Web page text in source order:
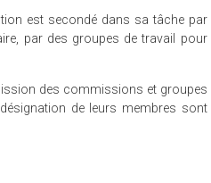
est secondé dans sa tâche par
par des groupes de travail pour
des commissions et groupes
de leurs membres sont